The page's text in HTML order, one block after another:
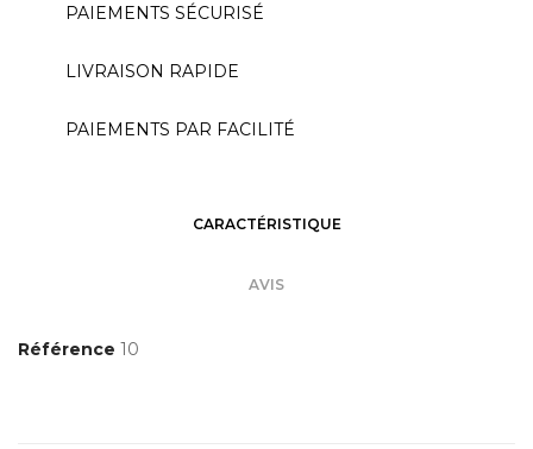
PAIEMENTS SÉCURISÉ
LIVRAISON RAPIDE
PAIEMENTS PAR FACILITÉ
CARACTÉRISTIQUE
AVIS
Référence 10